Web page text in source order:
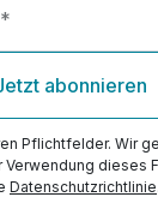
abonnieren
Pflichtfelder. Wir
Verwendung dieses
Datenschutzrichtlinie